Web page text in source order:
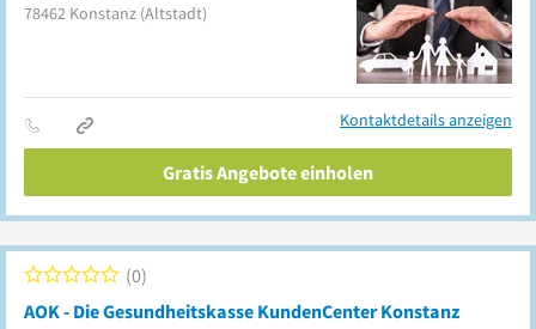
78462 Konstanz (Altstadt)
Kontaktdetails anzeigen
Gratis Angebote einholen
AOK - Die Gesundheitskasse KundenCenter Konstanz
0